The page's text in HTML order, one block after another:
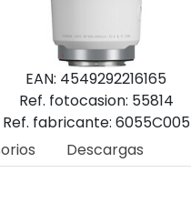
EAN: 4549292216165
Ref. fotocasion: 55814
Ref. fabricante: 6055C005
Descargas